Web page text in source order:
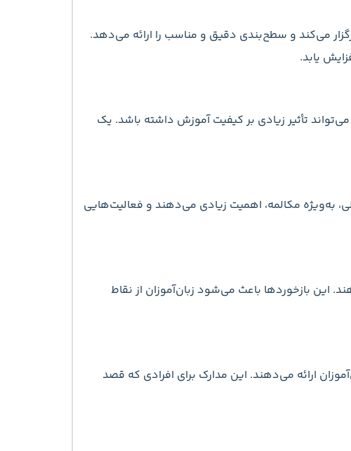
می‌کند و سطح‌بندی دقیق و مناسب را ارائه می‌دهد.
یابد.
تأثیر زیادی بر کیفیت آموزش داشته باشد. یک
به‌ویژه مکالمه، اهمیت زیادی می‌دهند و فعالیت‌هایی
این بازخوردها باعث می‌شود زبان‌آموزان از نقاط
ارائه می‌دهند. این مدارک برای افرادی که قصد